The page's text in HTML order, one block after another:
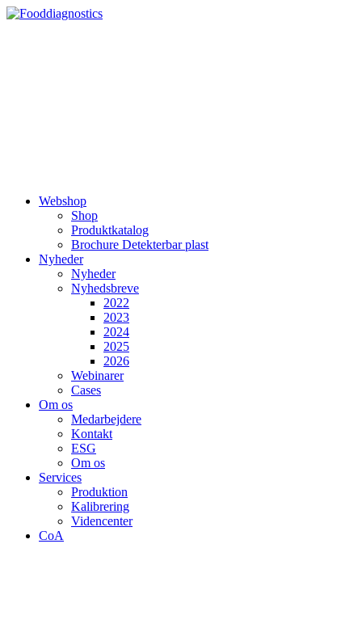
Videre
Webshop
Shop
Produktkatalog
Brochure Detekterbar plast
Nyheder
Nyheder
Nyhedsbreve
2022
2023
2024
2025
2026
Webinarer
Cases
Om os
Medarbejdere
Kontakt
ESG
Om os
Services
Produktion
Kalibrering
Videncenter
CoA